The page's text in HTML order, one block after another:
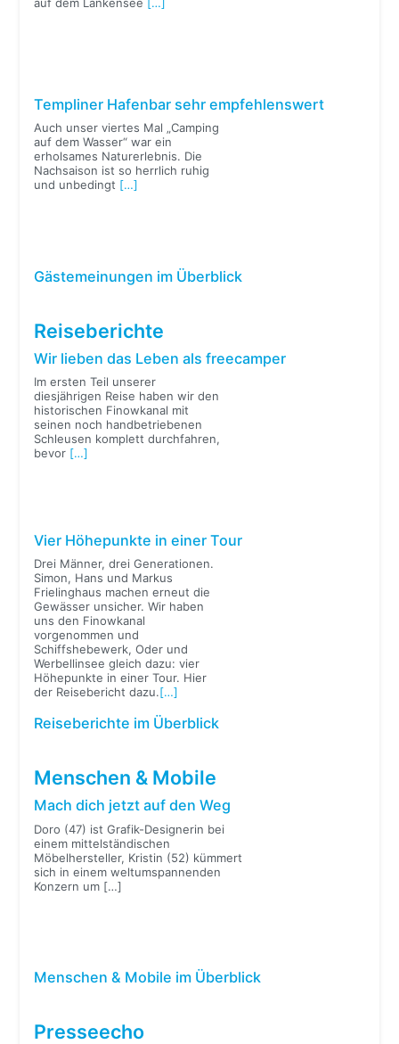
Templiner Hafenbar sehr empfehlenswert
Auch unser viertes Mal „Camping
auf dem Wasser“ war ein
erholsames Naturerlebnis. Die
Nachsaison ist so herrlich ruhig
und unbedingt […]
Gästemeinungen im Überblick
Reiseberichte
Wir lieben das Leben als freecamper
Im ersten Teil unserer
diesjährigen Reise haben wir den
historischen Finowkanal mit
seinen noch handbetriebenen
Schleusen komplett durchfahren,
bevor […]
Vier Höhepunkte in einer Tour
Drei Männer, drei Generationen.
Simon, Hans und Markus
Frielinghaus machen erneut die
Gewässer unsicher. Wir haben
uns den Finowkanal
vorgenommen und
Schiffshebewerk, Oder und
Werbellinsee gleich dazu: vier
Höhepunkte in einer Tour. Hier
der Reisebericht dazu.[…]
Reiseberichte im Überblick
Menschen & Mobile
Mach dich jetzt auf den Weg
Doro (47) ist Grafik-Designerin bei
einem mittelständischen
Möbelhersteller, Kristin (52) kümmert
sich in einem weltumspannenden
Konzern um […]
Menschen & Mobile im Überblick
Presseecho